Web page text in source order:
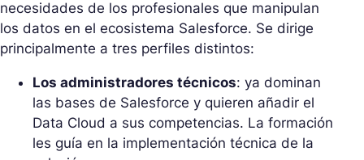
necesidades de los profesionales que manipulan
los datos en el ecosistema Salesforce. Se dirige
principalmente a tres perfiles distintos:
Los administradores técnicos: ya dominan
las bases de Salesforce y quieren añadir el
Data Cloud a sus competencias. La formación
les guía en la implementación técnica de la